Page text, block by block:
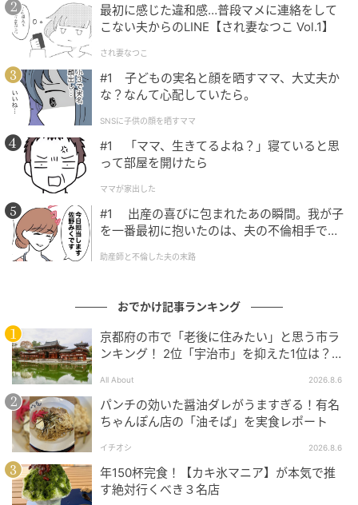
定休日：火曜 （祝日の場合は翌日）
公式SNS：
https://www.instagram.com/rainbowpancake/
【代官山】軽井沢に来たかのような雰囲気の
「IVY PLACE」
「クラシックバターミルクパンケーキ」1750円
東京・代官山にある「IVY PLACE（アイビィー プレイ
ス）」。都心にありながら、軽井沢に来たかのような
雰囲気のレストランです。おしゃれで洗練された店内
最初に感じた違和感…普段マメに連絡をして
こない夫からのLINE【され妻なつこ Vol.1】
され妻なつこ
#1 子どもの実名と顔を晒すママ、大丈夫か
な？なんて心配していたら。
SNSに子供の顔を晒すママ
#1 「ママ、生きてるよね？」寝ていると思
って部屋を開けたら
ママが家出した
#1 出産の喜びに包まれたあの瞬間。我が子
を一番最初に抱いたのは、夫の不倫相手でし
助産師と不倫した夫の末路
おでかけ記事ランキング
京都府の市で「老後に住みたい」と思う市ラ
ンキング！ 2位「宇治市」を抑えた1位は？
All About 2026.8.6
パンチの効いた醤油ダレがうますぎる！有名
ちゃんぽん店の「油そば」を実食レポート
イチオシ 2026.8.6
年150杯完食！【カキ氷マニア】が本気で推
す絶対行くべき３名店